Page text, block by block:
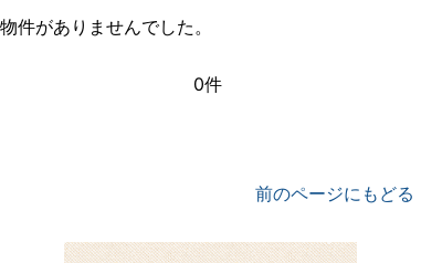
物件がありませんでした。
0件
前のページにもどる